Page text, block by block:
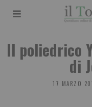
Il poliedrico
di
17 MARZO